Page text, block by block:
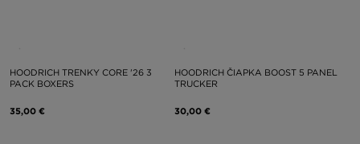
HOODRICH TRENKY CORE '26 3
PACK BOXERS
35,00 €
HOODRICH ČIAPKA BOOST 5 PANEL
TRUCKER
30,00 €